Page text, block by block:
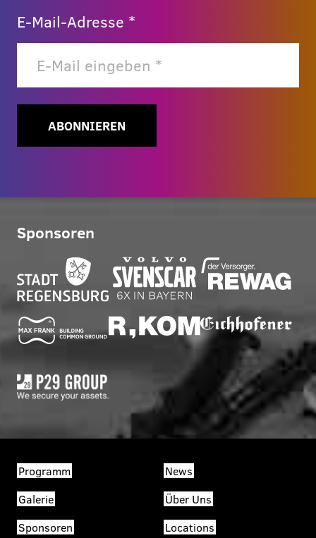
E-Mail-Adresse *
ABONNIEREN
Sponsoren
Programm
News
Galerie
Über Uns
Sponsoren
Locations